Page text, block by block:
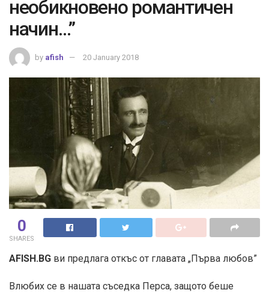
необикновено романтичен
начин…”
by afish 20 January 2018
0
SHARES
AFISH.BG ви предлага откъс от главата „Първа любов”
Влюбих се в нашата съседка Перса, защото беше